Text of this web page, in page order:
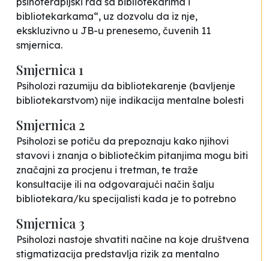
bibliotekarkama“, uz dozvolu da iz nje,
ekskluzivno u JB-u prenesemo, čuvenih 11
smjernica.
Smjernica 1
Psiholozi razumiju da bibliotekarenje (bavljenje
bibliotekarstvom) nije indikacija mentalne bolesti
Smjernica 2
Psiholozi se potiču da prepoznaju kako njihovi
stavovi i znanja o bibliotečkim pitanjima mogu biti
značajni za procjenu i tretman, te traže
konsultacije ili na odgovarajući način šalju
bibliotekara/ku specijalisti kada je to potrebno
Smjernica 3
Psiholozi nastoje shvatiti načine na koje društvena
stigmatizacija predstavlja rizik za mentalno